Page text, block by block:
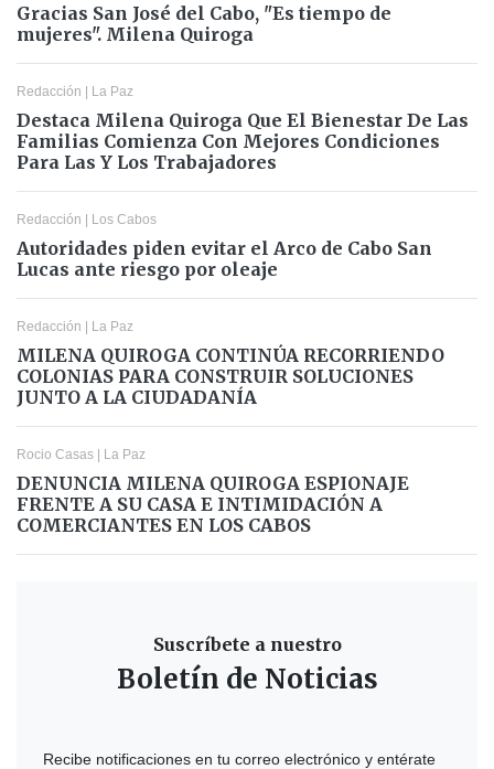
Gracias San José del Cabo, "Es tiempo de
mujeres". Milena Quiroga
Redacción | La Paz
Destaca Milena Quiroga Que El Bienestar De Las
Familias Comienza Con Mejores Condiciones
Para Las Y Los Trabajadores
Redacción | Los Cabos
Autoridades piden evitar el Arco de Cabo San
Lucas ante riesgo por oleaje
Redacción | La Paz
MILENA QUIROGA CONTINÚA RECORRIENDO
COLONIAS PARA CONSTRUIR SOLUCIONES
JUNTO A LA CIUDADANÍA
Rocio Casas | La Paz
DENUNCIA MILENA QUIROGA ESPIONAJE
FRENTE A SU CASA E INTIMIDACIÓN A
COMERCIANTES EN LOS CABOS
Suscríbete a nuestro
Boletín de Noticias
Recibe notificaciones en tu correo electrónico y entérate